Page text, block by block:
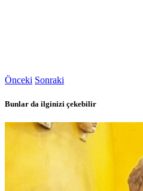
Önceki Sonraki
Bunlar da ilginizi çekebilir